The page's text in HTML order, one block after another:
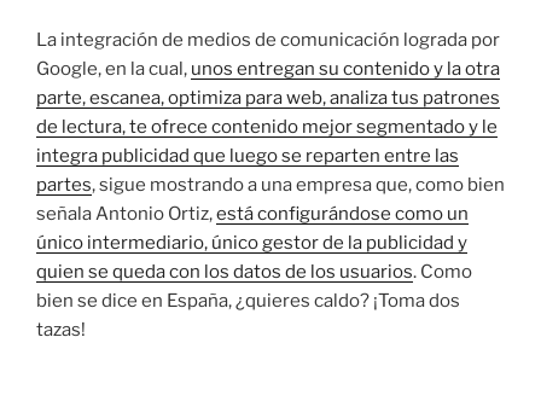
La integración de medios de comunicación lograda por
Google, en la cual, unos entregan su contenido y la otra
parte, escanea, optimiza para web, analiza tus patrones
de lectura, te ofrece contenido mejor segmentado y le
integra publicidad que luego se reparten entre las
partes, sigue mostrando a una empresa que, como bien
señala Antonio Ortiz,está configurándose como un
único intermediario, único gestor de la publicidad y
quien se queda con los datos de los usuarios. Como
bien se dice en España, ¿quieres caldo? ¡Toma dos
tazas!